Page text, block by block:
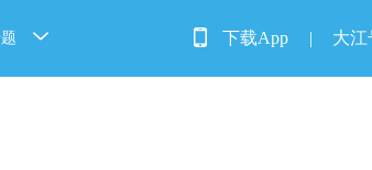
下载App | 大江